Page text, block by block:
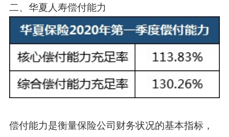
二、华夏人寿偿付能力
偿付能力是衡量保险公司财务状况的基本指标，